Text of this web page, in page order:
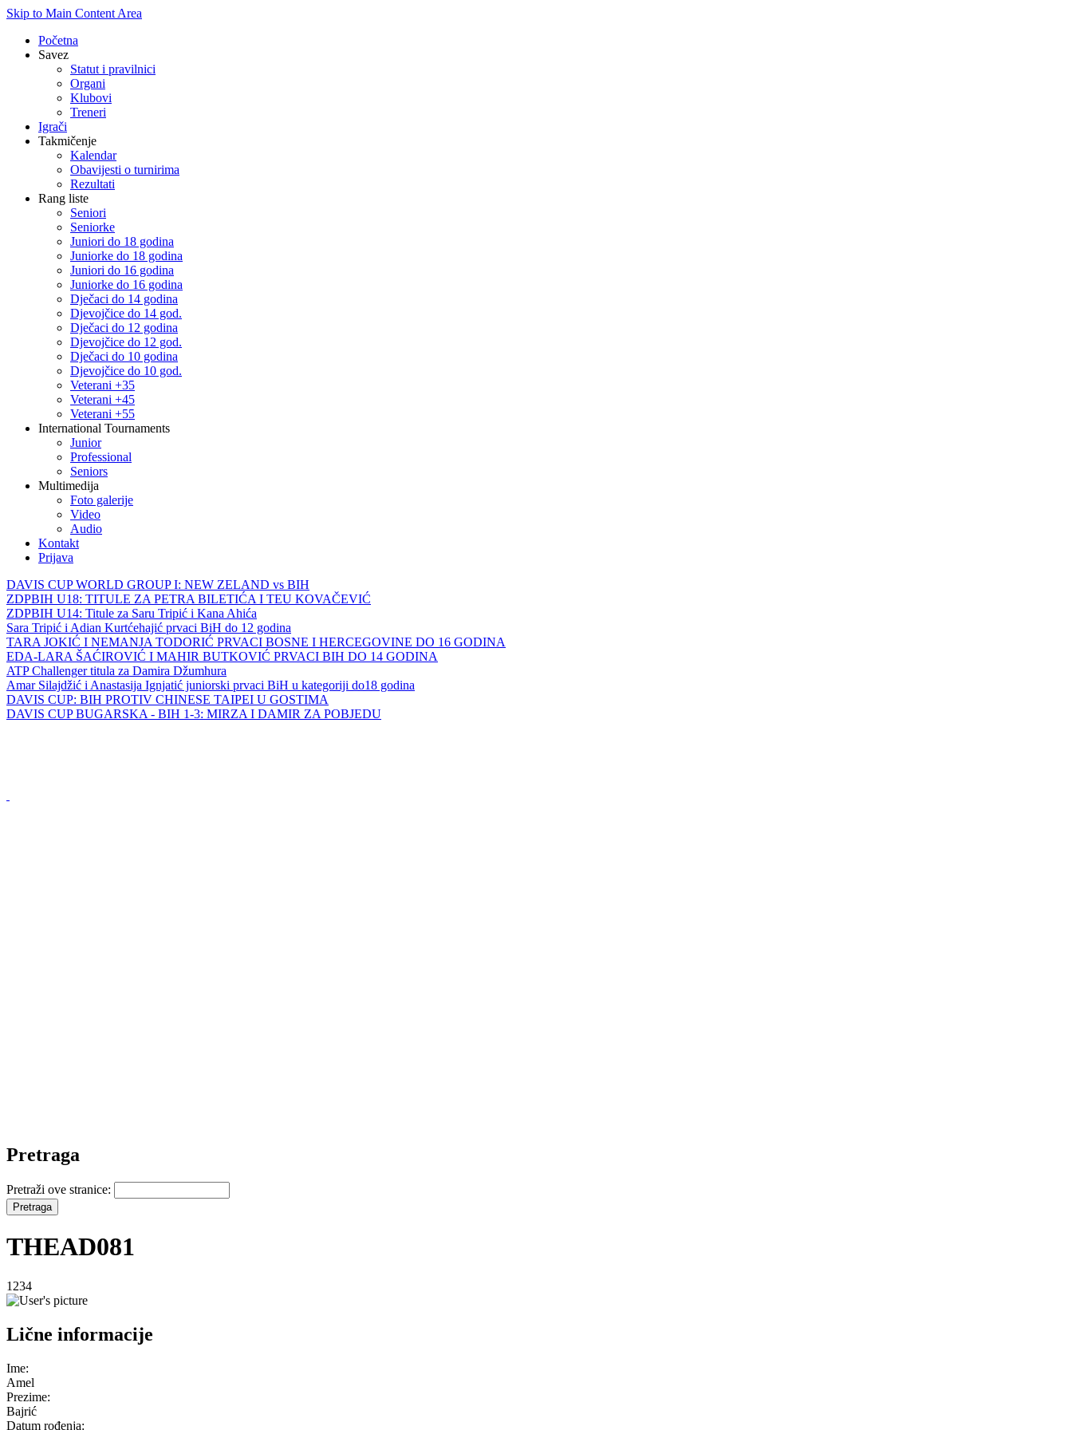
Skip to Main Content Area
Početna
Savez
Statut i pravilnici
Organi
Klubovi
Treneri
Igrači
Takmičenje
Kalendar
Obavijesti o turnirima
Rezultati
Rang liste
Seniori
Seniorke
Juniori do 18 godina
Juniorke do 18 godina
Juniori do 16 godina
Juniorke do 16 godina
Dječaci do 14 godina
Djevojčice do 14 god.
Dječaci do 12 godina
Djevojčice do 12 god.
Dječaci do 10 godina
Djevojčice do 10 god.
Veterani +35
Veterani +45
Veterani +55
International Tournaments
Junior
Professional
Seniors
Multimedija
Foto galerije
Video
Audio
Kontakt
Prijava
DAVIS CUP WORLD GROUP I: NEW ZELAND vs BIH
ZDPBIH U18: TITULE ZA PETRA BILETIĆA I TEU KOVAČEVIĆ
ZDPBIH U14: Titule za Saru Tripić i Kana Ahića
Sara Tripić i Adian Kurtćehajić prvaci BiH do 12 godina
TARA JOKIĆ I NEMANJA TODORIĆ PRVACI BOSNE I HERCEGOVINE DO 16 GODINA
EDA-LARA ŠAĆIROVIĆ I MAHIR BUTKOVIĆ PRVACI BIH DO 14 GODINA
ATP Challenger titula za Damira Džumhura
Amar Silajdžić i Anastasija Ignjatić juniorski prvaci BiH u kategoriji do18 godina
DAVIS CUP: BIH PROTIV CHINESE TAIPEI U GOSTIMA
DAVIS CUP BUGARSKA - BIH 1-3: MIRZA I DAMIR ZA POBJEDU
Pretraga
Pretraži ove stranice:
THEAD081
1234
Lične informacije
Ime:
Amel
Prezime:
Bajrić
Datum rođenja: